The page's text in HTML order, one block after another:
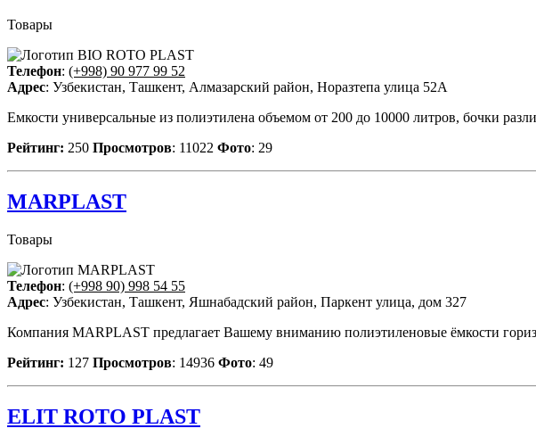
Товары
Телефон: (+998) 90 977 99 52
Адрес: Узбекистан, Ташкент, Алмазарский район, Норазтепа улица 52A
Емкости универсальные из полиэтилена объемом от 200 до 10000 литров, бочки
Рейтинг: 250 Просмотров: 11022 Фото: 29
MARPLAST
Товары
Телефон: (+998 90) 998 54 55
Адрес: Узбекистан, Ташкент, Яшнабадский район, Паркент улица, дом 327
Компания MARPLAST предлагает Вашему вниманию полиэтиленовые ёмкости
Рейтинг: 127 Просмотров: 14936 Фото: 49
ELIT ROTO PLAST